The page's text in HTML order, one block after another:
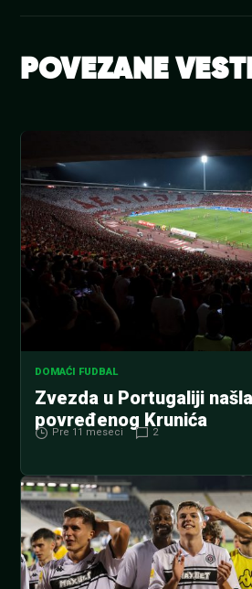
POVEZANE VESTI
DOMAĆI FUDBAL
Zvezda u Portugaliji
povređenog Krunića
Pre 11 meseci 2